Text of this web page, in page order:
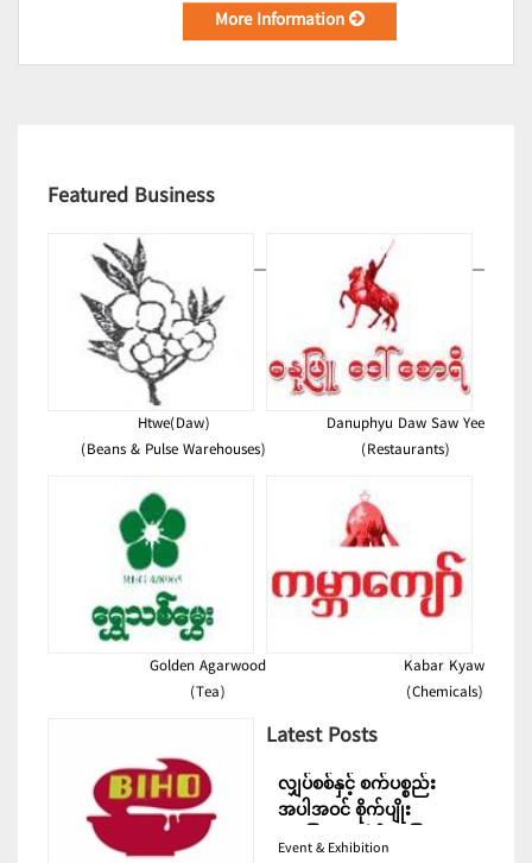
More Information
Featured Business
Htwe(Daw)
(Beans & Pulse Warehouses)
Danuphyu Daw Saw Yee
(Restaurants)
Golden Agarwood
(Tea)
Kabar Kyaw
(Chemicals)
Latest Posts
လျှပ်စစ်နှင့် စက်ပစ္စည်း
အပါအဝင် စိုက်ပျိုး
မွေးမြူရေးဆိုင်ရာ ပြပွဲ
Event & Exhibition